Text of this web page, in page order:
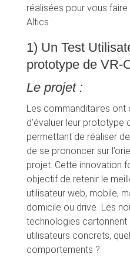
réalisées pour vous faire
Altics :
1) Un Test
prototype de VR-
Le projet :
Les commanditaires ont
d’évaluer leur prototype
permettant de réaliser
de se prononcer sur
projet. Cette innovation
objectif de retenir le
utilisateur web, mobile,
domicile ou drive Les
technologies cartonnent
utilisateurs concrets,
comportements ?